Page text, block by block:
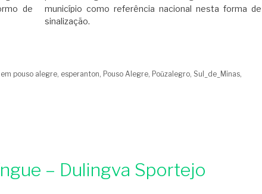
de
município como referência nacional nesta forma de
sinalização.
pouso alegre, esperanton, Pouso Alegre, Poŭzalegro,Sul_de_Minas,
– Dulingva Sportejo